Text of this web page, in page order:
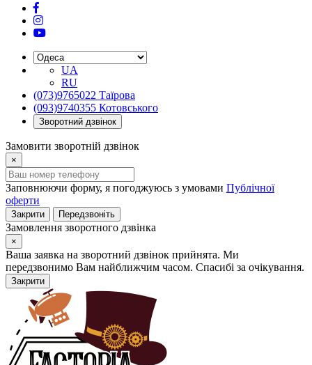
UA
RU
(073)9765022 Таїрова
(093)9740355 Котовського
Зворотний дзвінок
Замовити зворотній дзвінок
×
Заповнюючи форму, я погоджуюсь з умовами Публічної
оферти
Закрити Передзвоніть
Замовлення зворотного дзвінка
×
Ваша заявка на зворотний дзвінок прийнята. Ми
передзвонимо Вам найближчим часом. Спасибі за очікування.
Закрити